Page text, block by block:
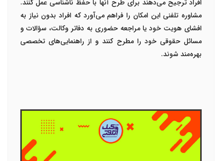
افراد ترجیح می‌دهند برای طرح آنها با حفظ ناشناسی عمل کنند.
مشاوره تلفنی این امکان را فراهم می‌آورد که افراد بدون نیاز به
افشای هویت خود یا مراجعه حضوری به دفاتر وکالت، سؤالات و
مسائل حقوقی خود را مطرح کنند و از راهنمایی‌های تخصصی
بهره‌مند شوند.